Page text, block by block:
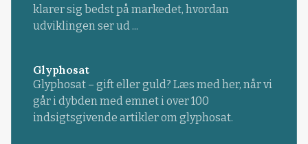
klarer sig bedst på markedet, hvordan
udviklingen ser ud ...
Glyphosat
Glyphosat – gift eller guld? Læs med her, når vi
går i dybden med emnet i over 100
indsigtsgivende artikler om glyphosat.